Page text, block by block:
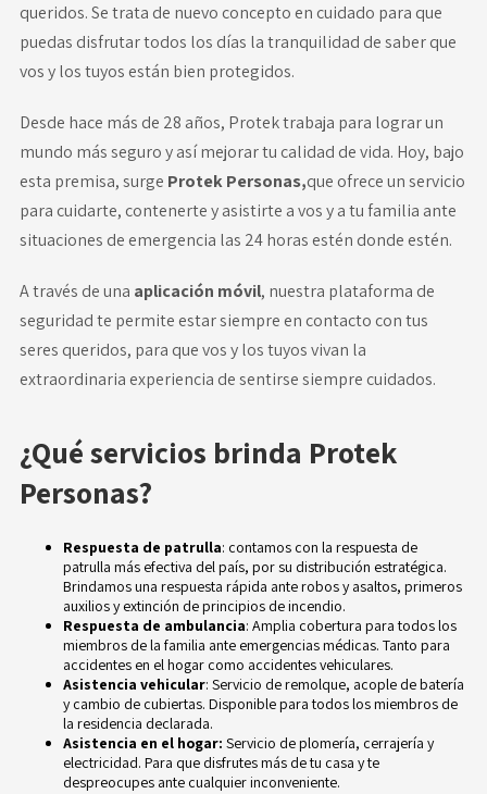
queridos. Se trata de nuevo concepto en cuidado para que
puedas disfrutar todos los días la tranquilidad de saber que
vos y los tuyos están bien protegidos.
Desde hace más de 28 años, Protek trabaja para lograr un
mundo más seguro y así mejorar tu calidad de vida. Hoy, bajo
esta premisa, surge Protek Personas,que ofrece un servicio
para cuidarte, contenerte y asistirte a vos y a tu familia ante
situaciones de emergencia las 24 horas estén donde estén.
A través de una aplicación móvil, nuestra plataforma de
seguridad te permite estar siempre en contacto con tus
seres queridos, para que vos y los tuyos vivan la
extraordinaria experiencia de sentirse siempre cuidados.
¿Qué servicios brinda Protek
Personas?
Respuesta de patrulla: contamos con la respuesta de
patrulla más efectiva del país, por su distribución estratégica.
Brindamos una respuesta rápida ante robos y asaltos, primeros
auxilios y extinción de principios de incendio.
Respuesta de ambulancia: Amplia cobertura para todos los
miembros de la familia ante emergencias médicas. Tanto para
accidentes en el hogar como accidentes vehiculares.
Asistencia vehicular: Servicio de remolque, acople de batería
y cambio de cubiertas. Disponible para todos los miembros de
la residencia declarada.
Asistencia en el hogar: Servicio de plomería, cerrajería y
electricidad. Para que disfrutes más de tu casa y te
despreocupes ante cualquier inconveniente.